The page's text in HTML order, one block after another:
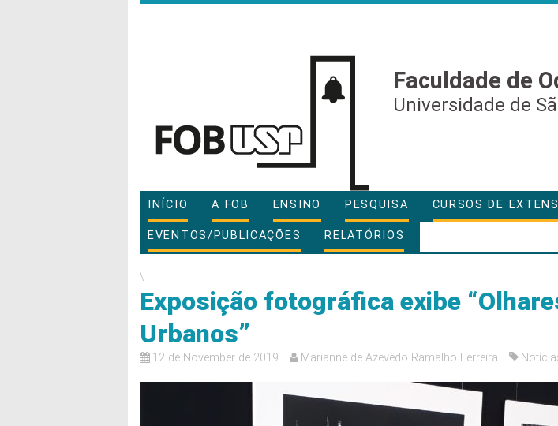
Faculdade de
Universidade de
INÍCIO A FOB ENSINO PESQUISA CURSOS DE
EVENTOS/PUBLICAÇÕES RELATÓRIOS
\
Exposição fotográfica exibe
Urbanos”
12 de November de 2019 Marianne de Azevedo Ramalho Ferreira